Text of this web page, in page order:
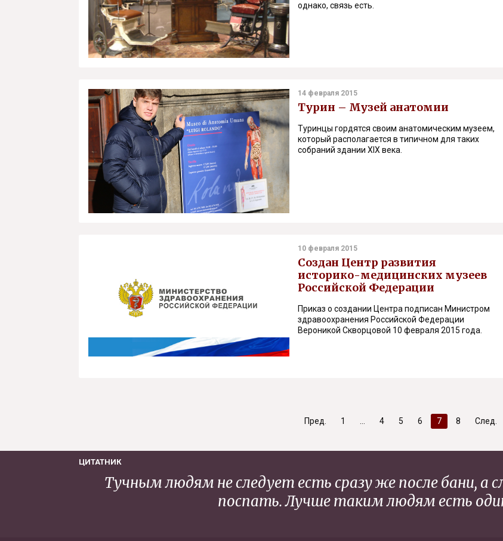
однако, связь есть.
14 февраля 2015
Турин – Музей анатомии
Туринцы гордятся своим анатомическим музеем,
который располагается в типичном для таких
собраний здании XIX века.
10 февраля 2015
Создан Центр развития
историко-медицинских музеев
Российской Федерации
Приказ о создании Центра подписан Министром
здравоохранения Российской Федерации
Вероникой Скворцовой 10 февраля 2015 года.
Пред. 1 4 5 6 7 8 След.
ЦИТАТНИК
Тучным людям не следует есть сразу же после бани, а
поспать. Лучше таким людям есть